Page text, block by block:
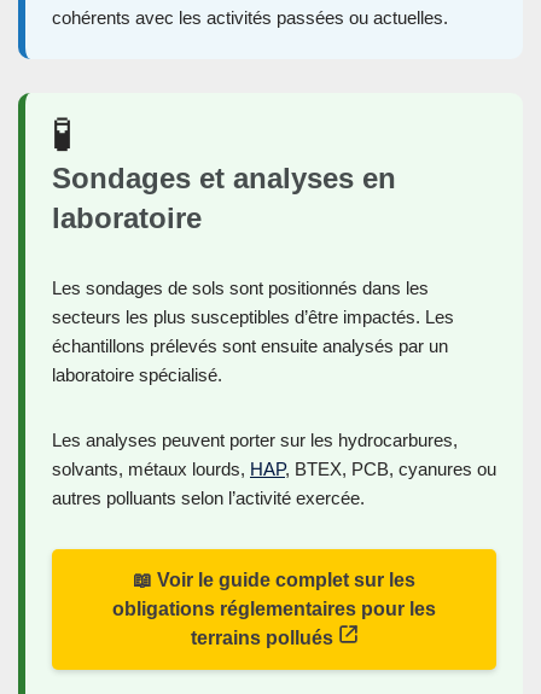
cohérents avec les activités passées ou actuelles.
🧪
Sondages et analyses en
laboratoire
Les sondages de sols sont positionnés dans les
secteurs les plus susceptibles d’être impactés. Les
échantillons prélevés sont ensuite analysés par un
laboratoire spécialisé.
Les analyses peuvent porter sur les hydrocarbures,
solvants, métaux lourds, HAP, BTEX, PCB, cyanures ou
autres polluants selon l’activité exercée.
📖 Voir le guide complet sur les
obligations réglementaires pour les
terrains pollués